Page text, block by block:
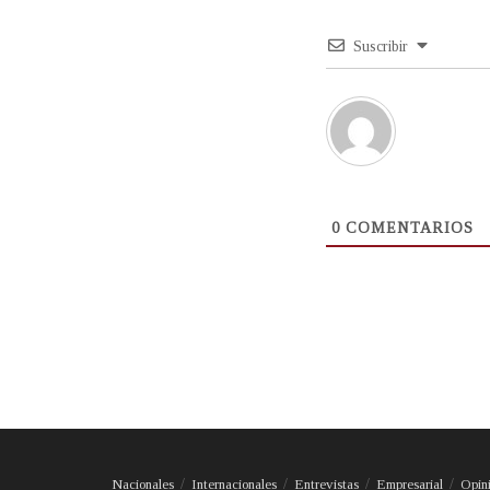
Suscribir
0 COMENTARIOS
Nacionales Internacionales Entrevistas Empresarial